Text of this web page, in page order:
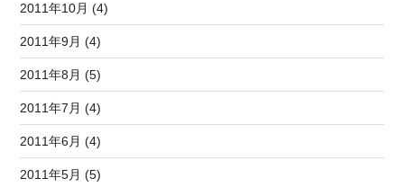
2011年10月 (4)
2011年9月 (4)
2011年8月 (5)
2011年7月 (4)
2011年6月 (4)
2011年5月 (5)